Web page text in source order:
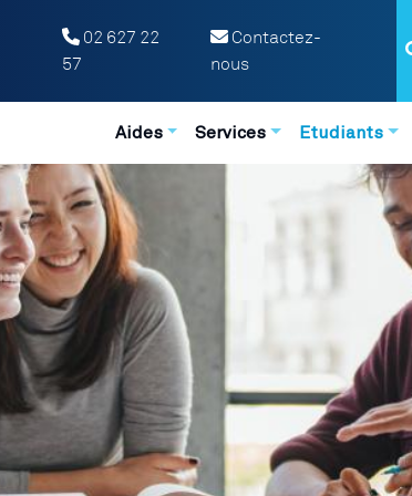
Contactez-
nous
02 627 22
57
Navigation principale
Aides Services Etudiants